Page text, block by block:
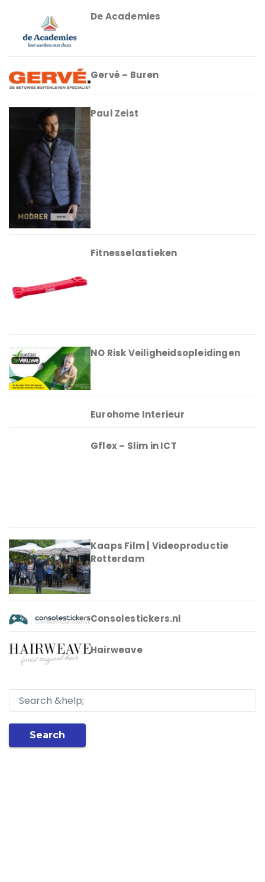
De Academies
Gervé – Buren
Paul Zeist
Fitnesselastieken
NO Risk Veiligheidsopleidingen
Eurohome Interieur
Gflex – Slim in ICT
Kaaps Film | Videoproductie
Rotterdam
Consolestickers.nl
Hairweave
Search